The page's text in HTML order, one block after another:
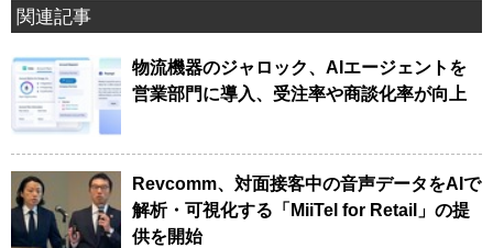
関連記事
物流機器のジャロック、AIエージェントを
営業部門に導入、受注率や商談化率が向上
Revcomm、対面接客中の音声データをAIで
解析・可視化する「MiiTel for Retail」の提
供を開始